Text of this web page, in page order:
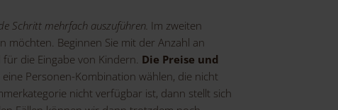
Schritt mehrfach auszuführen. Im zweiten
möchten. Beginnen Sie mit der Anzahl an
die Eingabe von Kindern. Die Preise und
eine Personen-Kombination wählen, die nicht
nicht verfügbar ist, dann stellt sich